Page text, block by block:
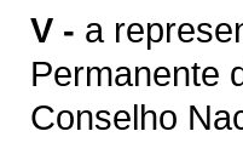
V - a
Permanente
Conselho